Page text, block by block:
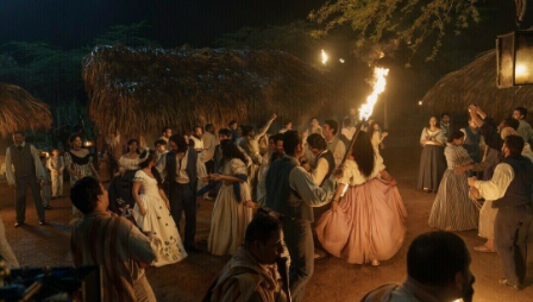
свои 17 лет прожила в Нью-Йорке, но
внезапно получила в наследство от
дедушки целый остров в Канаде. Там
ей предстоит узнать много интересных
подробностей о своих родственниках.
Кроме нее в сериале снялись Кин
Руффало, Амели Хеферль и Бо
Брагасон.